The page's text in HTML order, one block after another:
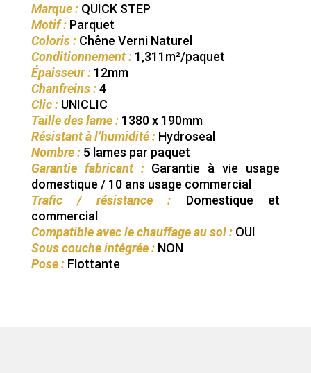
Marque :QUICK STEP
Motif :Parquet
Coloris :Chêne Verni Naturel
Conditionnement :1,311m²/paquet
Épaisseur :12mm
Chanfreins :4
Clic :UNICLIC
Taille des lame :1380 x 190mm
Résistant à l’humidité :Hydroseal
Nombre :5 lames par paquet
Garantie fabricant :Garantie à vie usage
domestique / 10 ans usage commercial
Trafic / résistance : Domestique et
commercial
Compatible avec le chauffage au sol :OUI
Sous couche intégrée : NON
Pose : Flottante